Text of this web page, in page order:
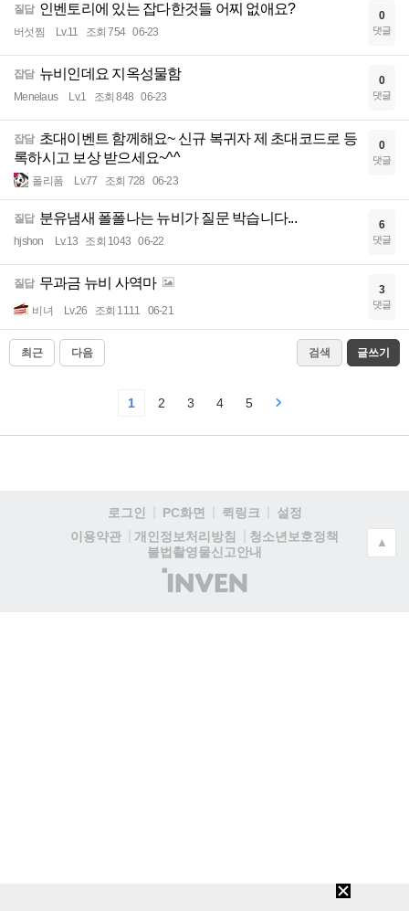
질답 인벤토리에 있는 잡다한것들 어찌 없애요?
버섯찜 Lv.11 조회 754 06-23
0
댓글
잡담 뉴비인데요 지옥성물함
Menelaus Lv.1 조회 848 06-23
0
댓글
잡담 초대이벤트 함께해요~ 신규 복귀자 제 초대코드로 등
록하시고 보상 받으세요~^^
폴리폼 Lv.77 조회 728 06-23
0
댓글
질답 분유냄새 폴폴나는 뉴비가 질문 박습니다...
hjshon Lv.13 조회 1043 06-22
6
댓글
질답 무과금 뉴비 사역마
비녀 Lv.26 조회 1111 06-21
3
댓글
최근 다음 검색 글쓰기
1 2 3 4 5
로그인 PC화면 퀵링크
설정
이용약관
개인정보처리방침
청소년보호정책
불법촬영물신고안내
(주)
인
▲